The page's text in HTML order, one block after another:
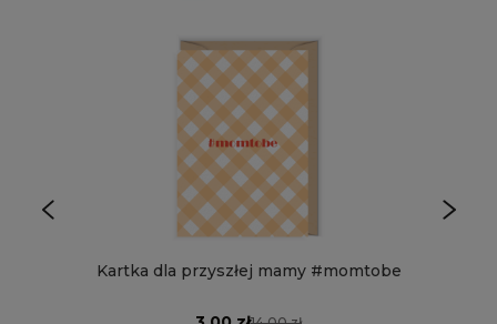
Kartka dla przyszłej mamy #momtobe